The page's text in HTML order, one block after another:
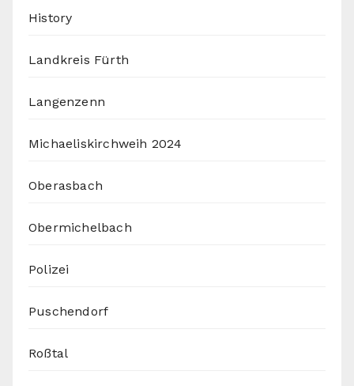
History
Landkreis Fürth
Langenzenn
Michaeliskirchweih 2024
Oberasbach
Obermichelbach
Polizei
Puschendorf
Roßtal